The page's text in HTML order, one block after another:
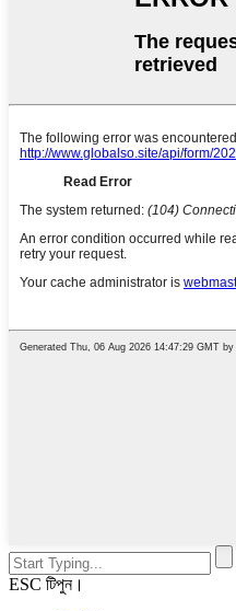
ESC টিপুন।